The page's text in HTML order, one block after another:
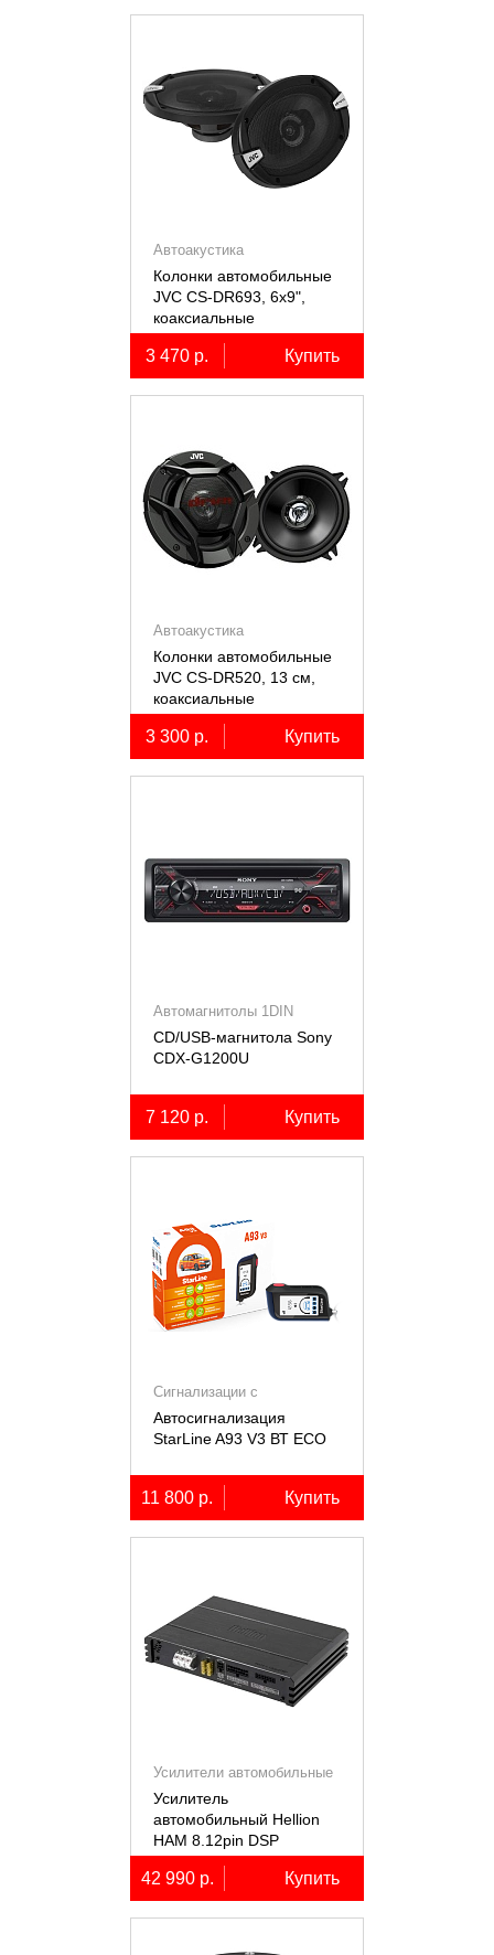
Автоакустика
Колонки автомобильные
JVC CS-DR693, 6х9",
коаксиальные
трёхполосные, 2 шт.
3 470 р. Купить
Автоакустика
Колонки автомобильные
JVC CS-DR520, 13 см,
коаксиальные
двухполосные, 2 шт.
3 300 р. Купить
Автомагнитолы 1DIN
CD/USB-магнитола Sony
СDX-G1200U
7 120 р. Купить
Сигнализации с
автозапуском
Автосигнализация
StarLine A93 V3 ВТ ECO
11 800 р. Купить
Усилители автомобильные
Усилитель
автомобильный Hellion
HAM 8.12pin DSP
десятиканальный,
8x80+2х100Вт (4Ом),
встроенный 12
канальный процессор
42 990 р. Купить